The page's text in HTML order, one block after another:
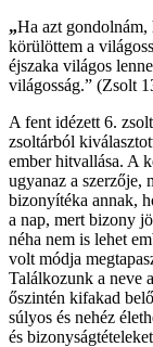
„Ha azt gondolnám,
körülöttem a
éjszaka világos
világosság.” (Zsolt
A fent idézett 6.
zsoltárból
ember hitvallása. A
ugyanaz a szerzője,
bizonyítéka annak,
a nap, mert bizony
néha nem is lehet
volt módja
Találkozunk a neve
őszintén kifakad
súlyos és nehéz
és